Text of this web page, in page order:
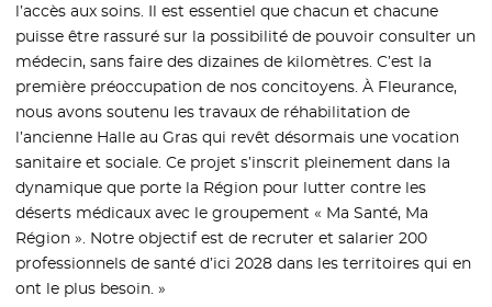
l’accès aux soins. Il est essentiel que chacun et chacune
puisse être rassuré sur la possibilité de pouvoir consulter un
médecin, sans faire des dizaines de kilomètres. C’est la
première préoccupation de nos concitoyens. À Fleurance,
nous avons soutenu les travaux de réhabilitation de
l’ancienne Halle au Gras qui revêt désormais une vocation
sanitaire et sociale. Ce projet s’inscrit pleinement dans la
dynamique que porte la Région pour lutter contre les
déserts médicaux avec le groupement « Ma Santé, Ma
Région ». Notre objectif est de recruter et salarier 200
professionnels de santé d’ici 2028 dans les territoires qui en
ont le plus besoin. »